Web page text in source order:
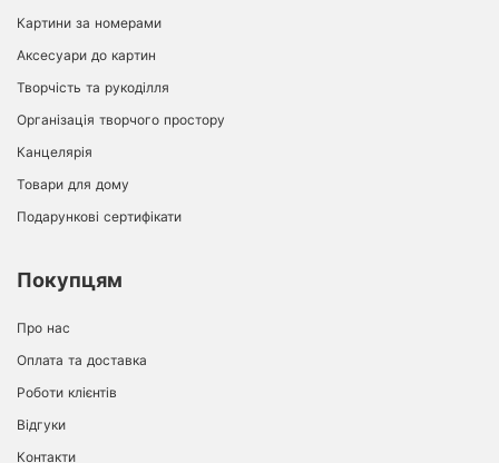
Картини за номерами
Аксесуари до картин
Творчість та рукоділля
Організація творчого простору
Канцелярія
Товари для дому
Подарункові сертифікати
Покупцям
Про нас
Оплата та доставка
Роботи клієнтів
Відгуки
Контакти